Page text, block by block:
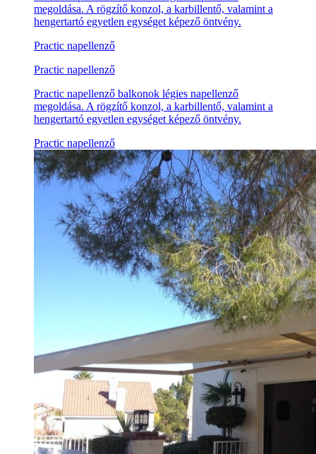
megoldása. A rögzítő konzol, a karbillentő, valamint a
hengertartó egyetlen egységet képező öntvény.
Practic napellenző
Practic napellenző
Practic napellenző balkonok légies napellenző
megoldása. A rögzítő konzol, a karbillentő, valamint a
hengertartó egyetlen egységet képező öntvény.
Practic napellenző